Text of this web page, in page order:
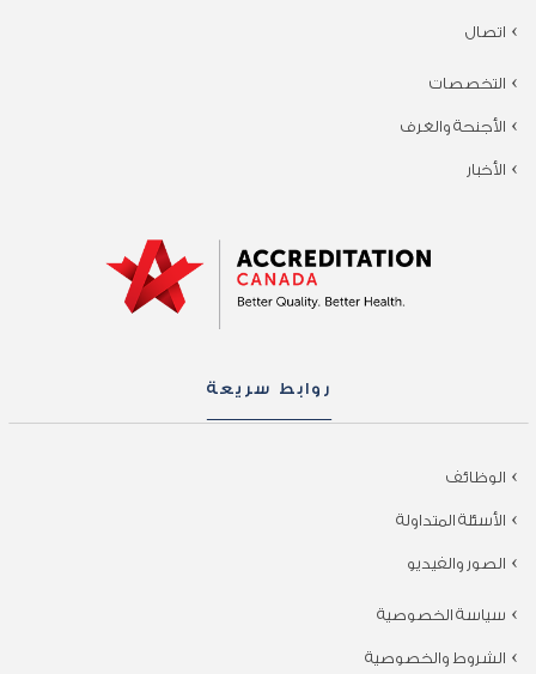
اتصال
التخصصات
الأجنحة والغرف
الأخبار
روابط سريعة
الوظائف
الأسئلة المتداولة
الصور والفيديو
سياسة الخصوصية
الشروط والخصوصية